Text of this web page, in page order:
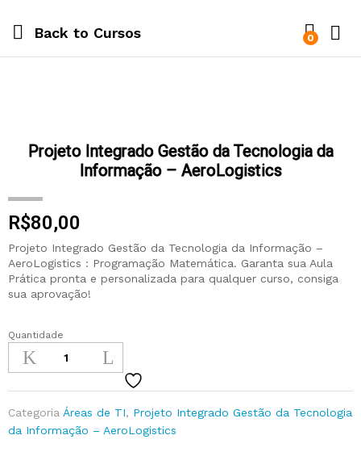
Back to Cursos 0
Projeto Integrado Gestão da Tecnologia da
Informação – AeroLogistics
R$80,00
Projeto Integrado Gestão da Tecnologia da Informação –
AeroLogistics : Programação Matemática. Garanta sua Aula
Prática pronta e personalizada para qualquer curso, consiga
sua aprovação!
Quantidade
Categoria Áreas de TI, Projeto Integrado Gestão da Tecnologia
da Informação – AeroLogistics